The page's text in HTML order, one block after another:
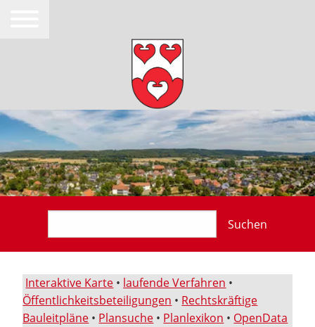
Suchen
Interaktive Karte • laufende Verfahren •
Öffentlichkeitsbeteiligungen • Rechtskräftige
Bauleitpläne • Plansuche • Planlexikon • OpenData